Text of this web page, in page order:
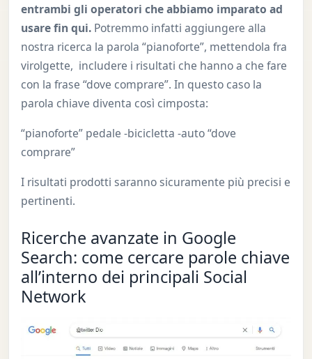
entrambi gli operatori che abbiamo imparato ad
usare fin qui.Potremmo infatti aggiungere alla
nostra ricerca la parola “pianoforte”, mettendola fra
virolgette, includere i risultati che hanno a che fare
con la frase “dove comprare”. In questo caso la
parola chiave diventa così cimposta:
“pianoforte” pedale -bicicletta -auto “dove
comprare”
I risultati prodotti saranno sicuramente più precisi e
pertinenti.
Ricerche avanzate in Google
Search: come cercare parole chiave
all’interno dei principali Social
Network